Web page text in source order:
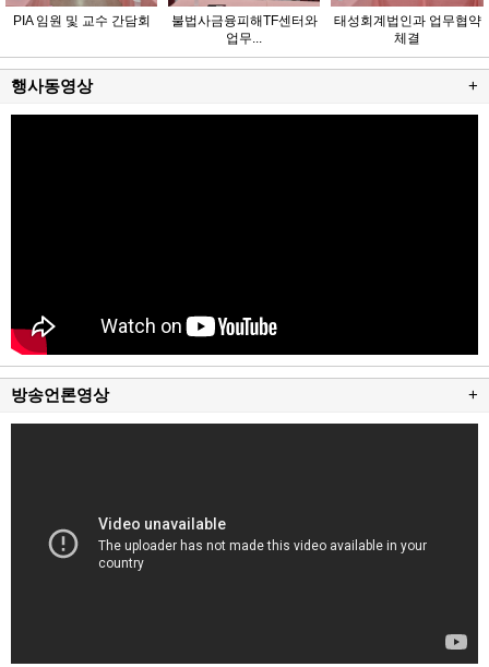
PIA 임원 및 교수 간담회
불법사금융피해TF센터와
업무...
태성회계법인과 업무협약
체결
행사동영상 +
방송언론영상 +